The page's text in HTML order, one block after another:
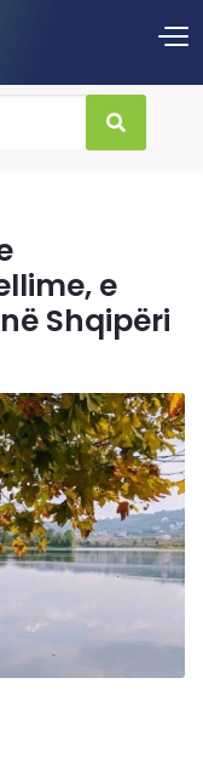
e
Shqipëri